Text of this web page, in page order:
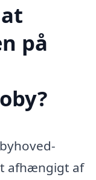
på
afhængigt af